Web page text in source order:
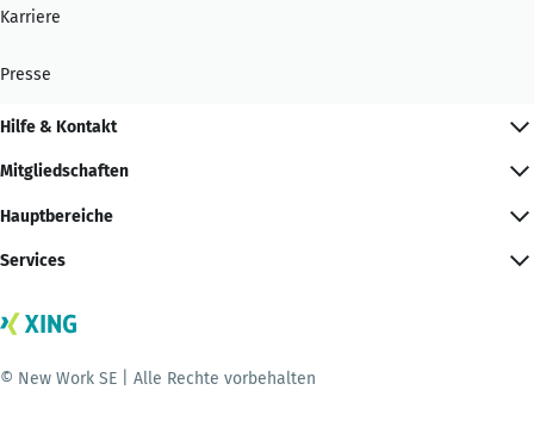
Karriere
Presse
Hilfe & Kontakt
Mitgliedschaften
Hauptbereiche
Services
© New Work SE | Alle Rechte vorbehalten